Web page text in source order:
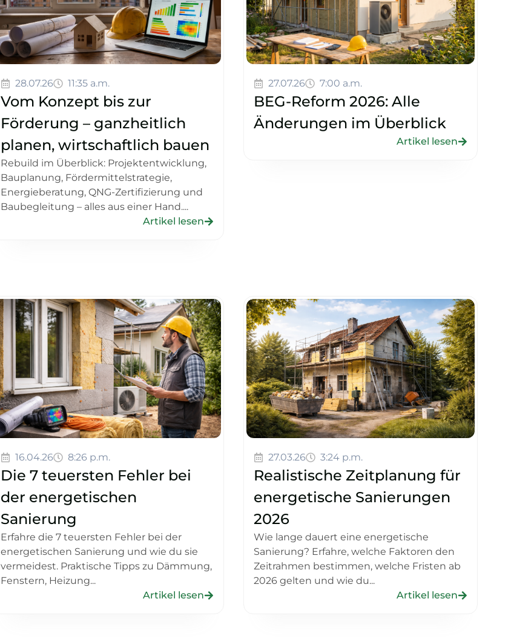
28.07.26 11:35 a.m.
Vom Konzept bis zur
Förderung – ganzheitlich
planen, wirtschaftlich bauen
Rebuild im Überblick: Projektentwicklung,
Bauplanung, Fördermittelstrategie,
Energieberatung, QNG-Zertifizierung und
Baubegleitung – alles aus einer Hand....
Artikel lesen
27.07.26 7:00 a.m.
BEG-Reform 2026: Alle
Änderungen im Überblick
Artikel lesen
16.04.26 8:26 p.m.
Die 7 teuersten Fehler bei
der energetischen
Sanierung
Erfahre die 7 teuersten Fehler bei der
energetischen Sanierung und wie du sie
vermeidest. Praktische Tipps zu Dämmung,
Fenstern, Heizung...
Artikel lesen
27.03.26 3:24 p.m.
Realistische Zeitplanung für
energetische Sanierungen
2026
Wie lange dauert eine energetische
Sanierung? Erfahre, welche Faktoren den
Zeitrahmen bestimmen, welche Fristen ab
2026 gelten und wie du...
Artikel lesen